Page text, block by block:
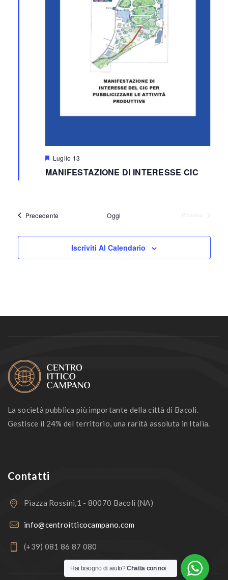
Segnalati
Luglio 13
MANIFESTAZIONE DI INTERESSE CIC
Precedente Oggi
Iscriviti Al Calendario
La società pubblica più importante della città di Bacoli.
Gestisce il 24% del territorio, una rarità assoluta in Italia.
Contatti
Piazza Rossini,1 - 80070 Bacoli (NA)
info@centroitticocampano.com
(+39) 081 86 87 080
Hai bisogno di aiuto?Chatta con noi